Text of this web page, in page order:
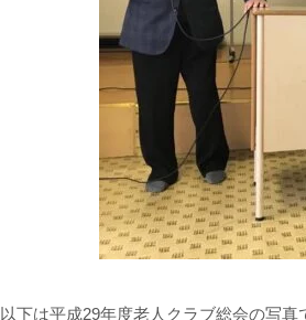
以下は平成29年度老人クラブ総会の写真